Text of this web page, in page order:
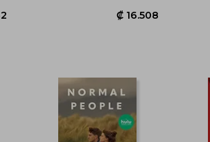
₡ 16.508